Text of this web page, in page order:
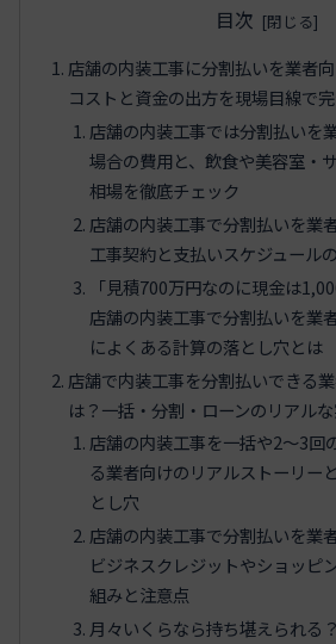
目次
店舗の内装工事に分割払いを業者
コストと資金の出方を現場目線で
店舗の内装工事では分割払いを
場合の費用と、飲食や美容室・
相場を徹底チェック
店舗の内装工事で分割払いを業
工事契約と支払いスケジュール
「見積700万円なのに現金は
店舗の内装工事で分割払いを業
によくある計算の落とし穴とは
店舗で内装工事を分割払いできる
は？一括・分割・ローンのリアル
店舗の内装工事を一括や2〜3回
る業者向けのリアルストーリー
とし穴
店舗の内装工事で分割払いを業
ビジネスクレジットやショッピ
組みと注意点
月々いくらなら持ち堪えられる